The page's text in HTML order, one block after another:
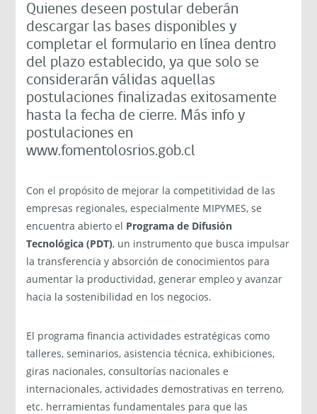
Quienes deseen postular deberán
descargar las bases disponibles y
completar el formulario en línea dentro
del plazo establecido, ya que solo se
considerarán válidas aquellas
postulaciones finalizadas exitosamente
hasta la fecha de cierre. Más info y
postulaciones en
www.fomentolosrios.gob.cl
Con el propósito de mejorar la competitividad de las
empresas regionales, especialmente MIPYMES, se
encuentra abierto el Programa de Difusión
Tecnológica (PDT), un instrumento que busca impulsar
la transferencia y absorción de conocimientos para
aumentar la productividad, generar empleo y avanzar
hacia la sostenibilidad en los negocios.
El programa financia actividades estratégicas como
talleres, seminarios, asistencia técnica, exhibiciones,
giras nacionales, consultorías nacionales e
internacionales, actividades demostrativas en terreno,
etc. herramientas fundamentales para que las